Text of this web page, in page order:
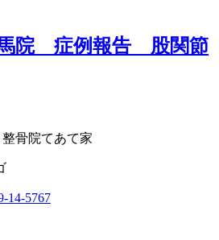
院 症例報告 股関節
骨院てあて家